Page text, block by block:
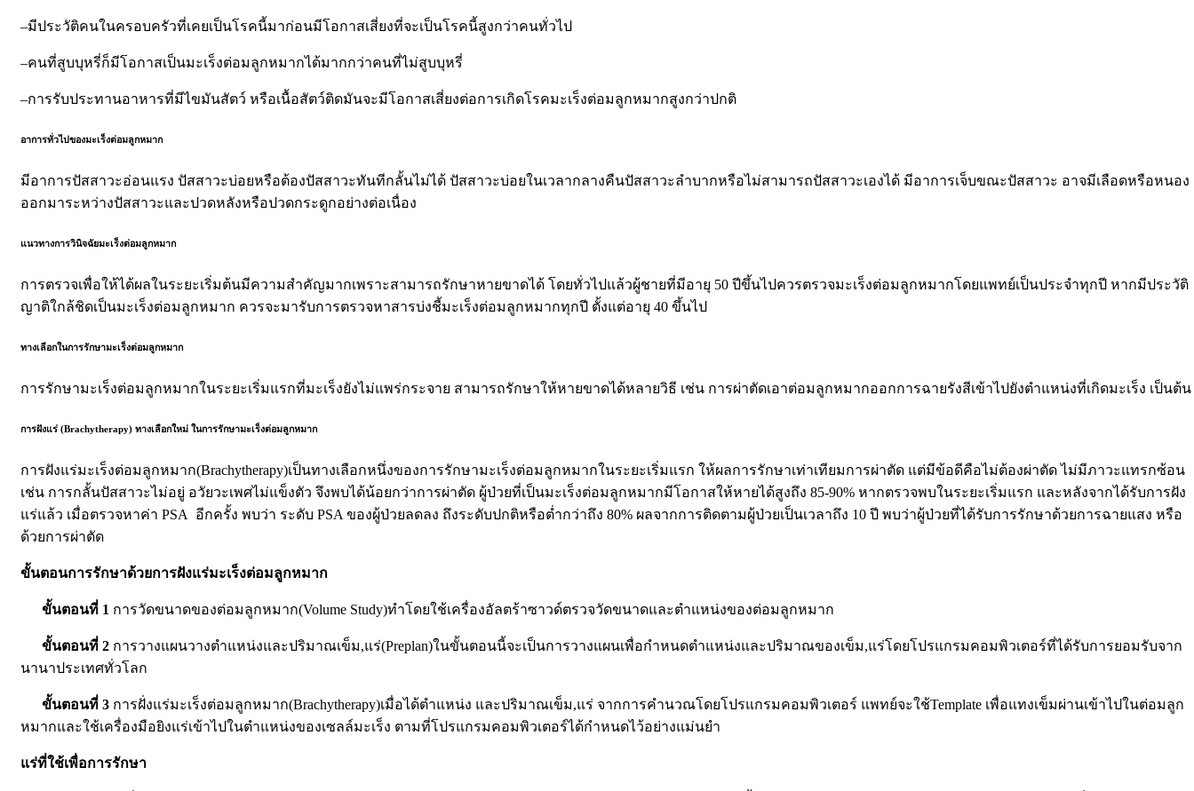
–มีประวัติคนในครอบครัวที่เคยเป็นโรคนี้มาก่อนมีโอกาสเสี่ยงที่จะเป็นโรคนี้สูงกว่าคนทั่วไป
–คนที่สูบบุหรี่ก็มีโอกาสเป็นมะเร็งต่อมลูกหมากได้มากกว่าคนที่ไม่สูบบุหรี่
–การรับประทานอาหารที่มีไขมันสัตว์ หรือเนื้อสัตว์ติดมันจะมีโอกาสเสี่ยงต่อการเกิดโรคมะเร็งต่อมลูกหมากสูงกว่าปกติ
อาการทั่วไปของมะเร็งต่อมลูกหมาก
มีอาการปัสสาวะอ่อนแรง ปัสสาวะบ่อยหรือต้องปัสสาวะทันทีกลั้นไม่ได้ ปัสสาวะบ่อยในเวลากลางคืนปัสสาวะลำบากหรือไม่สามารถปัสสาวะเองได้ มีอาการเจ็บขณะปัสสาวะ อาจมีเลือดหรือหนอง
ออกมาระหว่างปัสสาวะและปวดหลังหรือปวดกระดูกอย่างต่อเนื่อง
แนวทางการวินิจฉัยมะเร็งต่อมลูกหมาก
การตรวจเพื่อให้ได้ผลในระยะเริ่มต้นมีความสำคัญมากเพราะสามารถรักษาหายขาดได้ โดยทั่วไปแล้วผู้ชายที่มีอายุ 50 ปีขึ้นไปควรตรวจมะเร็งต่อมลูกหมากโดยแพทย์เป็นประจำทุกปี หากมีประวัติ
ญาติใกล้ชิดเป็นมะเร็งต่อมลูกหมาก ควรจะมารับการตรวจหาสารบ่งชี้มะเร็งต่อมลูกหมากทุกปี ตั้งแต่อายุ 40 ขึ้นไป
ทางเลือกในการรักษามะเร็งต่อมลูกหมาก
การรักษามะเร็งต่อมลูกหมากในระยะเริ่มแรกที่มะเร็งยังไม่แพร่กระจาย สามารถรักษาให้หายขาดได้หลายวิธี เช่น การผ่าตัดเอาต่อมลูกหมากออกการฉายรังสีเข้าไปยังตำแหน่งที่เกิดมะเร็ง เป็นต้น
การฝังแร่ (Brachytherapy) ทางเลือกใหม่ ในการรักษามะเร็งต่อมลูกหมาก
การฝังแร่มะเร็งต่อมลูกหมาก(Brachytherapy)เป็นทางเลือกหนึ่งของการรักษามะเร็งต่อมลูกหมากในระยะเริ่มแรก ให้ผลการรักษาเท่าเทียมการผ่าตัด แต่มีข้อดีคือไม่ต้องผ่าตัด ไม่มีภาวะแทรกซ้อน
เช่น การกลั้นปัสสาวะไม่อยู่ อวัยวะเพศไม่แข็งตัว จึงพบได้น้อยกว่าการผ่าตัด ผู้ป่วยที่เป็นมะเร็งต่อมลูกหมากมีโอกาสให้หายได้สูงถึง 85-90% หากตรวจพบในระยะเริ่มแรก และหลังจากได้รับการฝัง
แร่แล้ว เมื่อตรวจหาค่า PSA อีกครั้ง พบว่า ระดับ PSA ของผู้ป่วยลดลง ถึงระดับปกติหรือต่ำกว่าถึง 80% ผลจากการติดตามผู้ป่วยเป็นเวลาถึง 10 ปี พบว่าผู้ป่วยที่ได้รับการรักษาด้วยการฉายแสง หรือ
ด้วยการผ่าตัด
ขั้นตอนการรักษาด้วยการฝังแร่มะเร็งต่อมลูกหมาก
ขั้นตอนที่ 1 การวัดขนาดของต่อมลูกหมาก(Volume Study)ทำโดยใช้เครื่องอัลตร้าซาวด์ตรวจวัดขนาดและตำแหน่งของต่อมลูกหมาก
ขั้นตอนที่ 2 การวางแผนวางตำแหน่งและปริมาณเข็ม,แร่(Preplan)ในขั้นตอนนี้จะเป็นการวางแผนเพื่อกำหนดตำแหน่งและปริมาณของเข็ม,แร่โดยโปรแกรมคอมพิวเตอร์ที่ได้รับการยอมรับจาก
นานาประเทศทั่วโลก
ขั้นตอนที่ 3 การฝั่งแร่มะเร็งต่อมลูกหมาก(Brachytherapy)เมื่อได้ตำแหน่ง และปริมาณเข็ม,แร่ จากการคำนวณโดยโปรแกรมคอมพิวเตอร์ แพทย์จะใช้Template เพื่อแทงเข็มผ่านเข้าไปในต่อมลูก
หมากและใช้เครื่องมือยิงแร่เข้าไปในตำแหน่งของเซลล์มะเร็ง ตามที่โปรแกรมคอมพิวเตอร์ได้กำหนดไว้อย่างแม่นยำ
แร่ที่ใช้เพื่อการรักษา